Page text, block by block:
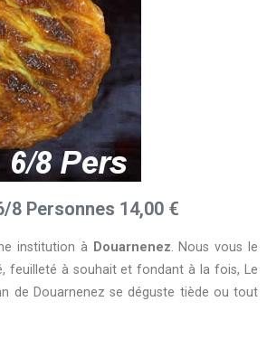
8 Personnes 14,00 €
institution àDouarnenez. Nous vous le
feuilleté à souhait et fondant à la fois, Le
de Douarnenez se déguste tiède ou tout